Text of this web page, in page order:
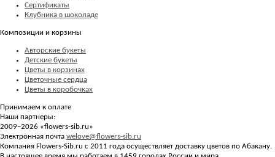
Сертификаты
Клубника в шоколаде
Композиции и корзины
Авторские букеты
Детские букеты
Цветы в корзинах
Цветочные сердца
Цветы в коробочках
Принимаем к оплате
Наши партнеры:
2009–2026 «flowers-sib.ru»
Электронная почта welove@flowers-sib.ru
Компания Flowers-Sib.ru с 2011 года осуществляет доставку цветов по Абакану.